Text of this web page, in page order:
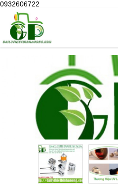
0932606722